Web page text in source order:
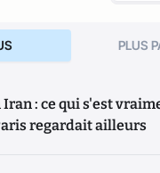
PLUS
: ce qui s'est
regardait ailleurs